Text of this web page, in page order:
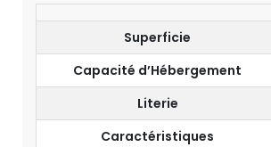
Superficie
Capacité d’Hébergement
Literie
Caractéristiques